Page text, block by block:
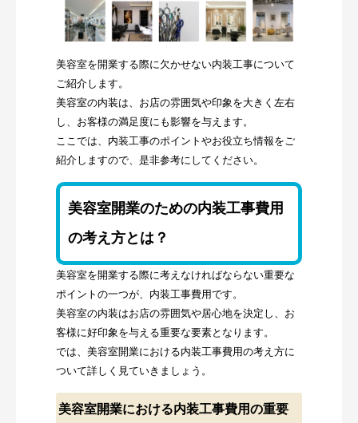
美容室を開業する際に欠かせない内装工事について
ご紹介します。
美容室の内装は、お店の雰囲気や印象を大きく左右
し、お客様の満足度にも影響を与えます。
ここでは、内装工事のポイントやお役立ち情報をご
紹介しますので、是非参考にしてください。
美容室開業のための内装工事費用
の考え方とは？
美容室を開業する際に考えなければならない重要な
ポイントの一つが、内装工事費用です。
美容室の内装はお店の雰囲気や居心地を決定し、お
客様に好印象を与える重要な要素となります。
では、美容室開業における内装工事費用の考え方に
ついて詳しく見ていきましょう。
美容室開業における内装工事費用の重要